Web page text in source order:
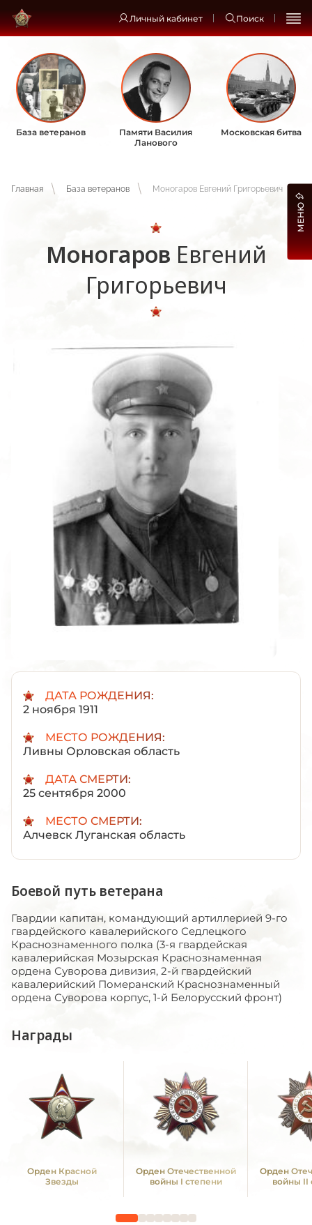
Личный кабинет Поиск
База ветеранов
Памяти Василия
Ланового
Московская битва
Главная База ветеранов Моногаров Евгений Григорьевич
Моногаров Евгений
Григорьевич
ДАТА РОЖДЕНИЯ:
2 ноября 1911
МЕСТО РОЖДЕНИЯ:
Ливны Орловская область
ДАТА СМЕРТИ:
25 сентября 2000
МЕСТО СМЕРТИ:
Алчевск Луганская область
Боевой путь ветерана
Гвардии капитан, командующий артиллерией 9-го
гвардейского кавалерийского Седлецкого
Краснознаменного полка (3-я гвардейская
кавалерийская Мозырская Краснознаменная
ордена Суворова дивизия, 2-й гвардейский
кавалерийский Померанский Краснознаменный
ордена Суворова корпус, 1-й Белорусский фронт)
Награды
Орден Красной
Звезды
Орден Отечественной
войны I степени
Орден
войны II
МЕНЮ